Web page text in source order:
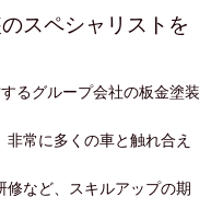
スペシャリストを
るグループ会社の板金塗装
常に多くの車と触れ合え
修など、スキルアップの期